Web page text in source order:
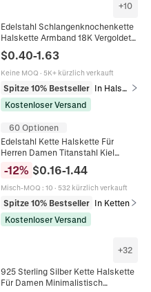
+10
Edelstahl Schlangenknochenkette
Halskette Armband 18K Vergoldet
Flach Fischgrätenmuster
Minimalistisch Verstellbar Für
Damen
$0.40-1.63
Keine MOQ · 5K+ kürzlich verkauft
Spitze 10% Bestseller
In Halsketten
Kostenloser Versand
60 Optionen
Edelstahl Kette Halskette Für
Herren Damen Titanstahl Kiel
Schlange Box Seil Gliederketten
Minimalist Punk DIY Schmuck
-12% $0.16-1.44
Misch-MOQ : 10 · 532 kürzlich verkauft
Spitze 10% Bestseller In Ketten
Kostenloser Versand
+32
925 Sterling Silber Kette Halskette
Für Damen Minimalistisch